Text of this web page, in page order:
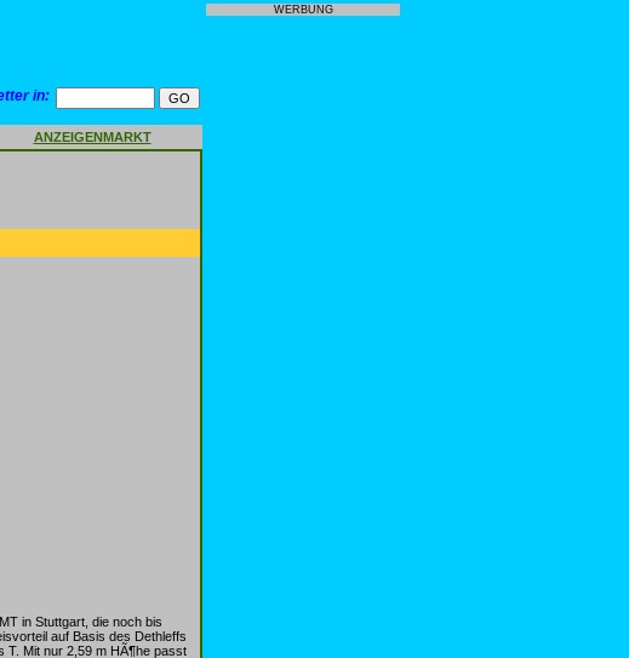
in:
ANZEIGENMARKT
in Stuttgart, die noch bis
auf Basis des Dethleffs
T. Mit nur 2,59 m HÃ¶he passt
WERBUNG